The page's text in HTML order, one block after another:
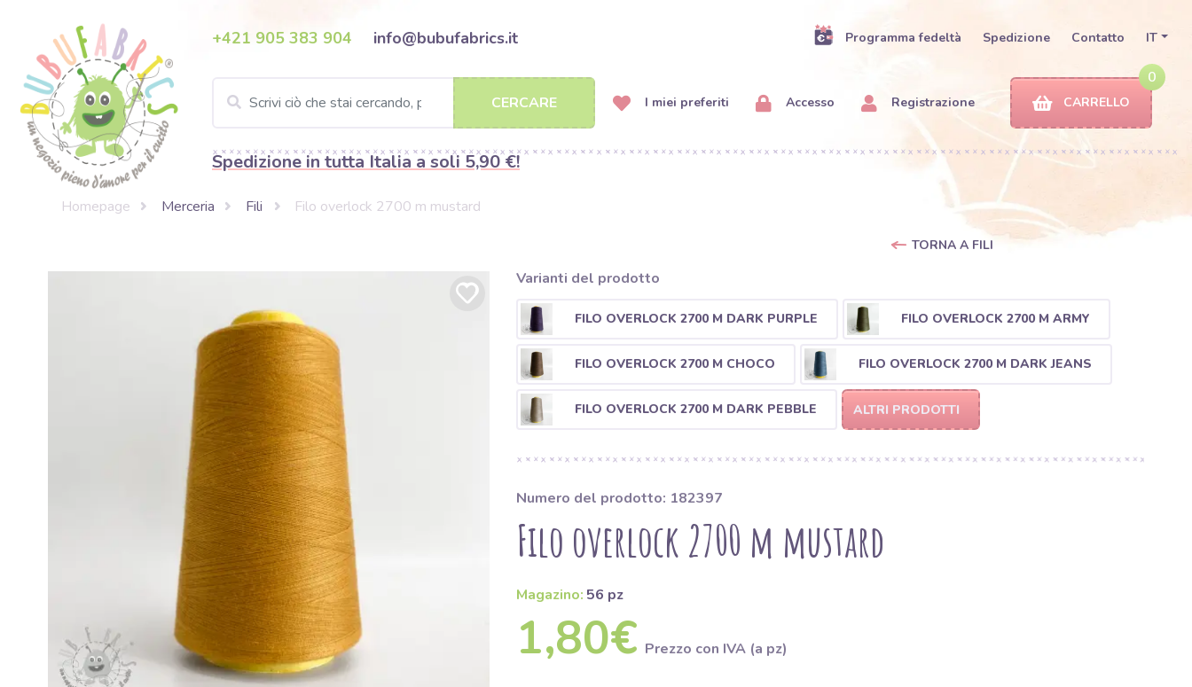
+421 905 383 904 info@bubufabrics.it Programma fedeltà Spedizione Contatto IT
CERCARE I miei preferiti Accesso Registrazione
0
CARRELLO
Spedizione in tutta Italia a soli 5,90 €!
Homepage Merceria Fili Filo overlock 2700 m mustard
TORNA A FILI
Varianti del prodotto
FILO OVERLOCK 2700 M DARK PURPLE FILO OVERLOCK 2700 M ARMY
FILO OVERLOCK 2700 M CHOCO FILO OVERLOCK 2700 M DARK JEANS
FILO OVERLOCK 2700 M DARK PEBBLE ALTRI PRODOTTI
Numero del prodotto: 182397
Filo overlock 2700 m mustard
Magazino: 56 pz
1,80€ Prezzo con IVA (a pz)